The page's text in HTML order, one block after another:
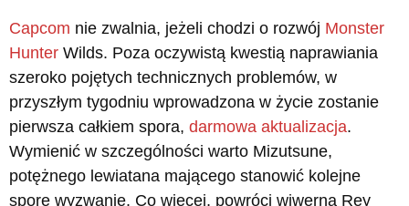
Capcom nie zwalnia, jeżeli chodzi o rozwój Monster
Hunter Wilds. Poza oczywistą kwestią naprawiania
szeroko pojętych technicznych problemów, w
przyszłym tygodniu wprowadzona w życie zostanie
pierwsza całkiem spora, darmowa aktualizacja.
Wymienić w szczególności warto Mizutsune,
potężnego lewiatana mającego stanowić kolejne
spore wyzwanie. Co więcej, powróci wiwerna Rey